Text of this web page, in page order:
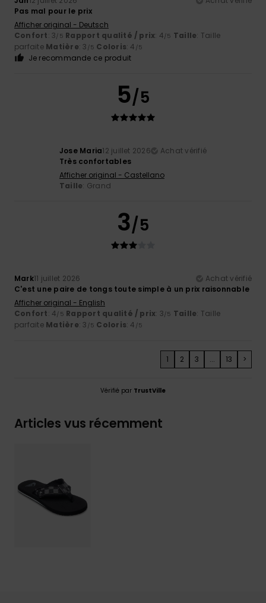
Pas mal pour le prix
Afficher original - Deutsch
Confort: 3/5 Rapport qualité / prix: 4/5 Taille: Taille
parfaite Matière: 3 /5 Coloris: 4 /5
Je recommande ce produit
5/5
Jose Maria12 juillet 2026
Achat vérifié
Très confortables
Afficher original - Castellano
Taille: Grand
3/5
Mark11 juillet 2026
Achat vérifié
C'est une paire de tongs toute simple à un prix raisonnable
Afficher original - English
Confort: 4/5 Rapport qualité / prix: 3/5 Taille: Taille
parfaite Matière: 3 /5 Coloris: 4 /5
1 2 3 ... 13 >
Vérifié par TrustVille
Articles vus récemment